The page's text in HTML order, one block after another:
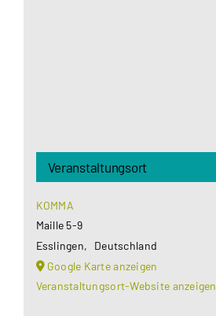
Veranstaltungsort
KOMMA
Maille 5-9
Esslingen,
Deutschland
Google Karte anzeigen
Veranstaltungsort-Website anzeigen